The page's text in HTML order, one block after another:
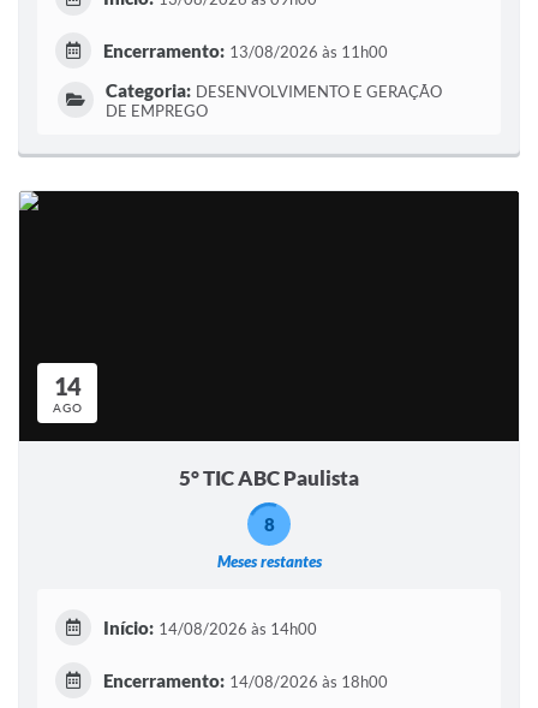
Encerramento: 13/08/2026 às 11h00
Categoria: DESENVOLVIMENTO E GERAÇÃO
DE EMPREGO
14
AGO
5° TIC ABC Paulista
Meses restantes
8
Início: 14/08/2026 às 14h00
Encerramento: 14/08/2026 às 18h00